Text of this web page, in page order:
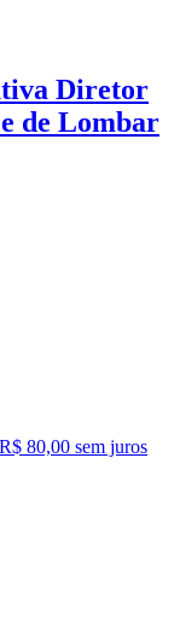
Diretor
de Lombar
R$ 80,00 sem juros